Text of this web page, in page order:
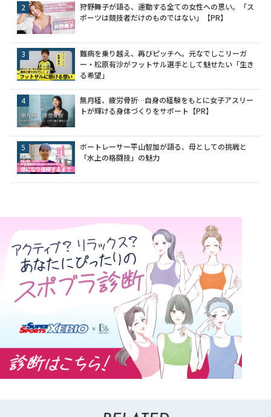
狩野舞子が語る、運動する全ての女性への思い。「ス
ポーツは競技者だけのものではない」【PR】
難病を乗り越え、再びピッチへ。元なでしこリーガ
ー・松原有沙がフットサル選手として魅せたい「生き
る希望」
無月経、疲労骨折…自身の経験をもとに女子アスリー
トが輝ける身体づくりをサポート【PR】
ボートレーサー平山智加が語る、母としての挑戦と
「水上の格闘技」の魅力